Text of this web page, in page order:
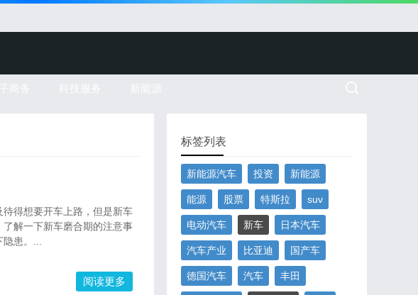
得想要开车上路，但是新车
解一下新车磨合期的注意事
患。...
阅读更多
标签列表
新能源汽车 投资 新能源
能源 股票 特斯拉 suv
电动汽车 新车 日本汽车
汽车产业 比亚迪 国产车
德国汽车 汽车 丰田